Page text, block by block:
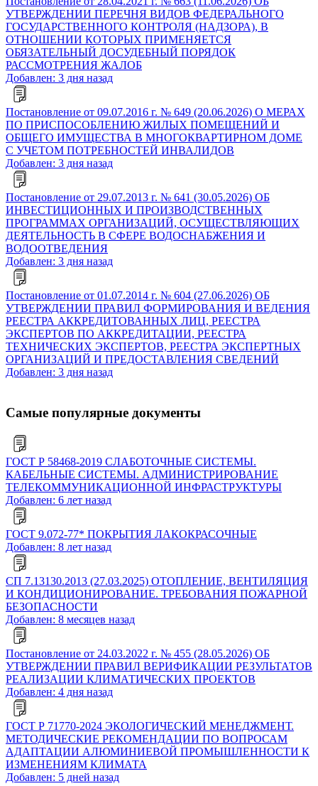
УТВЕРЖДЕНИИ ПЕРЕЧНЯ ВИДОВ ФЕДЕРАЛЬНОГО
ГОСУДАРСТВЕННОГО КОНТРОЛЯ (НАДЗОРА), В
ОТНОШЕНИИ КОТОРЫХ ПРИМЕНЯЕТСЯ
ОБЯЗАТЕЛЬНЫЙ ДОСУДЕБНЫЙ ПОРЯДОК
РАССМОТРЕНИЯ ЖАЛОБ
Добавлен: 3 дня назад
Постановление от 09.07.2016 г. № 649 (20.06.2026) О МЕРАХ
ПО ПРИСПОСОБЛЕНИЮ ЖИЛЫХ ПОМЕЩЕНИЙ И
ОБЩЕГО ИМУЩЕСТВА В МНОГОКВАРТИРНОМ ДОМЕ
С УЧЕТОМ ПОТРЕБНОСТЕЙ ИНВАЛИДОВ
Добавлен: 3 дня назад
Постановление от 29.07.2013 г. № 641 (30.05.2026) ОБ
ИНВЕСТИЦИОННЫХ И ПРОИЗВОДСТВЕННЫХ
ПРОГРАММАХ ОРГАНИЗАЦИЙ, ОСУЩЕСТВЛЯЮЩИХ
ДЕЯТЕЛЬНОСТЬ В СФЕРЕ ВОДОСНАБЖЕНИЯ И
ВОДООТВЕДЕНИЯ
Добавлен: 3 дня назад
Постановление от 01.07.2014 г. № 604 (27.06.2026) ОБ
УТВЕРЖДЕНИИ ПРАВИЛ ФОРМИРОВАНИЯ И ВЕДЕНИЯ
РЕЕСТРА АККРЕДИТОВАННЫХ ЛИЦ, РЕЕСТРА
ЭКСПЕРТОВ ПО АККРЕДИТАЦИИ, РЕЕСТРА
ТЕХНИЧЕСКИХ ЭКСПЕРТОВ, РЕЕСТРА ЭКСПЕРТНЫХ
ОРГАНИЗАЦИЙ И ПРЕДОСТАВЛЕНИЯ СВЕДЕНИЙ
Добавлен: 3 дня назад
Самые популярные документы
ГОСТ Р 58468-2019 СЛАБОТОЧНЫЕ СИСТЕМЫ.
КАБЕЛЬНЫЕ СИСТЕМЫ. АДМИНИСТРИРОВАНИЕ
ТЕЛЕКОММУНИКАЦИОННОЙ ИНФРАСТРУКТУРЫ
Добавлен: 6 лет назад
ГОСТ 9.072-77* ПОКРЫТИЯ ЛАКОКРАСОЧНЫЕ
Добавлен: 8 лет назад
СП 7.13130.2013 (27.03.2025) ОТОПЛЕНИЕ, ВЕНТИЛЯЦИЯ
И КОНДИЦИОНИРОВАНИЕ. ТРЕБОВАНИЯ ПОЖАРНОЙ
БЕЗОПАСНОСТИ
Добавлен: 8 месяцев назад
Постановление от 24.03.2022 г. № 455 (28.05.2026) ОБ
УТВЕРЖДЕНИИ ПРАВИЛ ВЕРИФИКАЦИИ РЕЗУЛЬТАТОВ
РЕАЛИЗАЦИИ КЛИМАТИЧЕСКИХ ПРОЕКТОВ
Добавлен: 4 дня назад
ГОСТ Р 71770-2024 ЭКОЛОГИЧЕСКИЙ МЕНЕДЖМЕНТ.
МЕТОДИЧЕСКИЕ РЕКОМЕНДАЦИИ ПО ВОПРОСАМ
АДАПТАЦИИ АЛЮМИНИЕВОЙ ПРОМЫШЛЕННОСТИ К
ИЗМЕНЕНИЯМ КЛИМАТА
Добавлен: 5 дней назад